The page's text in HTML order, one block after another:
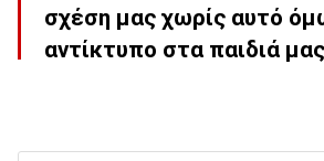
σχέση μας χωρίς αυτό
αντίκτυπο στα παιδιά